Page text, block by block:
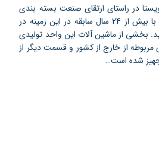
در راستای ارتقای صنعت بسته بندی
با مدیریت و کادری مجرب با بیش از 24 سال سابقه در این زمینه در
گردید. بخشی از ماشین آلات این واحد تولیدی
مربوطه از خارج از کشور و قسمت دیگر از
شده است…